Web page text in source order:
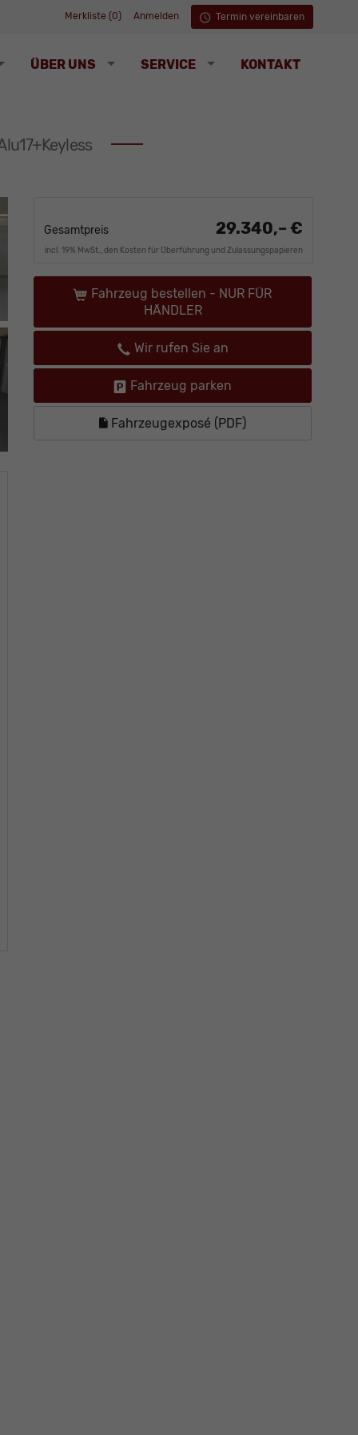
Merkliste (0) Anmelden Termin vereinbaren
ÜBER UNS SERVICE KONTAKT
Gesamtpreis 29.340,– €
incl. 19% MwSt., den Kosten für Überführung und Zulassungspapieren
Fahrzeug bestellen - NUR FÜR
HÄNDLER
Wir rufen Sie an
Fahrzeug parken
Fahrzeugexposé (PDF)